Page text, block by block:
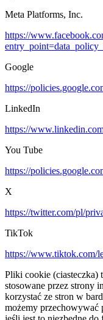
Meta Platforms, Inc.
https://
Google
https://
LinkedIn
https://
You Tube
https://
X
https://twitter.com/pl/
TikTok
https://www.tiktok.com/
Pliki cookie (ciasteczka)
stosowane przez strony
korzystać ze stron w
możemy przechowywać